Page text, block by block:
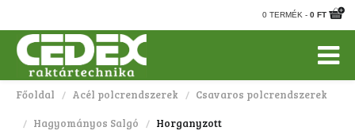
0 TERMÉK - 0 FT
Főoldal / Acél polcrendszerek / Csavaros polcrendszerek
/ Hagyományos Salgó / Horganyzott